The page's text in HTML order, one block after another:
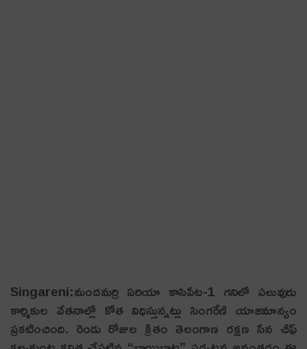
Singareni:మంద‌మ‌ర్రి ఏరియా కాసిపేట-1 గనిలో పలువురు
కార్మికుల వేతనాల్లో కోత విధిస్తున్నట్లు సింగరేణి యాజమాన్యం
ప్రకటించింది. రెండు రోజుల క్రితం తెలంగాణ రక్షణ సేన చీఫ్